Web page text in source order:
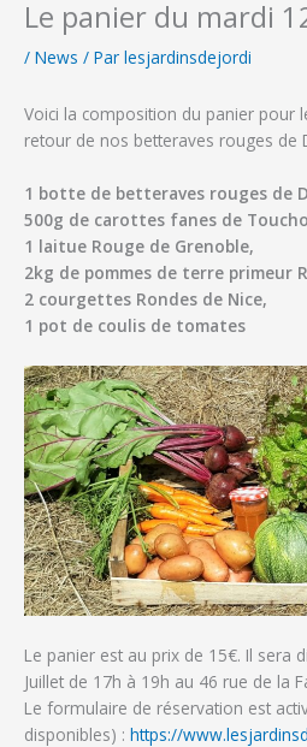
Le panier du mardi
/ News / Par lesjardinsdejordi
Voici la composition du panier pour
retour de nos betteraves rouges de
1 botte de betteraves rouges de
500g de carottes fanes de
1 laitue Rouge de Grenoble,
2kg de pommes de terre primeur
2 courgettes Rondes de Nice,
1 pot de coulis de tomates
Le panier est au prix de 15€. Il sera
Juillet de 17h à 19h au 46 rue de la
Le formulaire de réservation est
disponibles) : https://